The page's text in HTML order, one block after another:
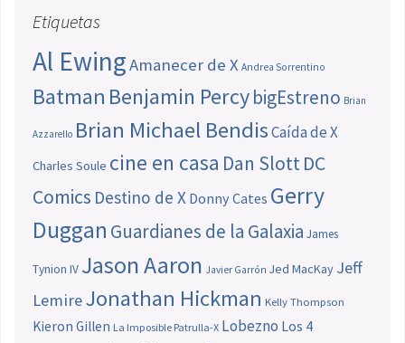
Etiquetas
Al EwingAmanecer de X Andrea Sorrentino
Batman Benjamin PercybigEstreno Brian
Azzarello Brian Michael BendisCaída de X
Charles Soule cine en casa Dan SlottDC
Comics Destino de X Donny Cates Gerry
Duggan Guardianes de la Galaxia James
Tynion IV Jason Aaron Javier Garrón Jed MacKay Jeff
LemireJonathan Hickman Kelly Thompson
Kieron Gillen La Imposible Patrulla-X Lobezno Los 4